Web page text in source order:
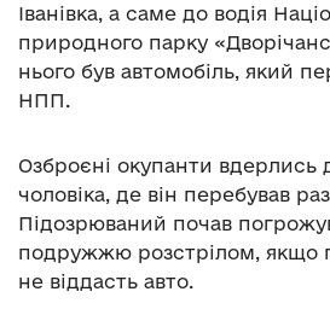
Іванівка, а саме до водія
природного парку
нього був автомобіль, який
НПП.
Озброєні окупанти вдерлись
чоловіка, де він перебував
Підозрюваний почав
подружжю розстрілом, якщо
не віддасть авто.